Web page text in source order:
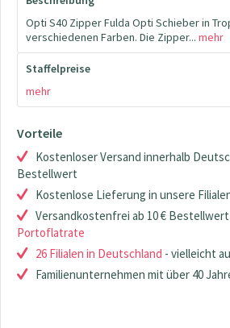
Opti S40 Zipper Fulda Opti Schieber in
verschiedenen Farben. Die Zipper... mehr
Staffelpreise
mehr
Vorteile
Kostenloser Versand innerhalb
Bestellwert
Kostenlose Lieferung in unsere
Versandkostenfrei ab 10 €
Portoflatrate
26 Filialen in Deutschland - vielleicht
Familienunternehmen mit über 40